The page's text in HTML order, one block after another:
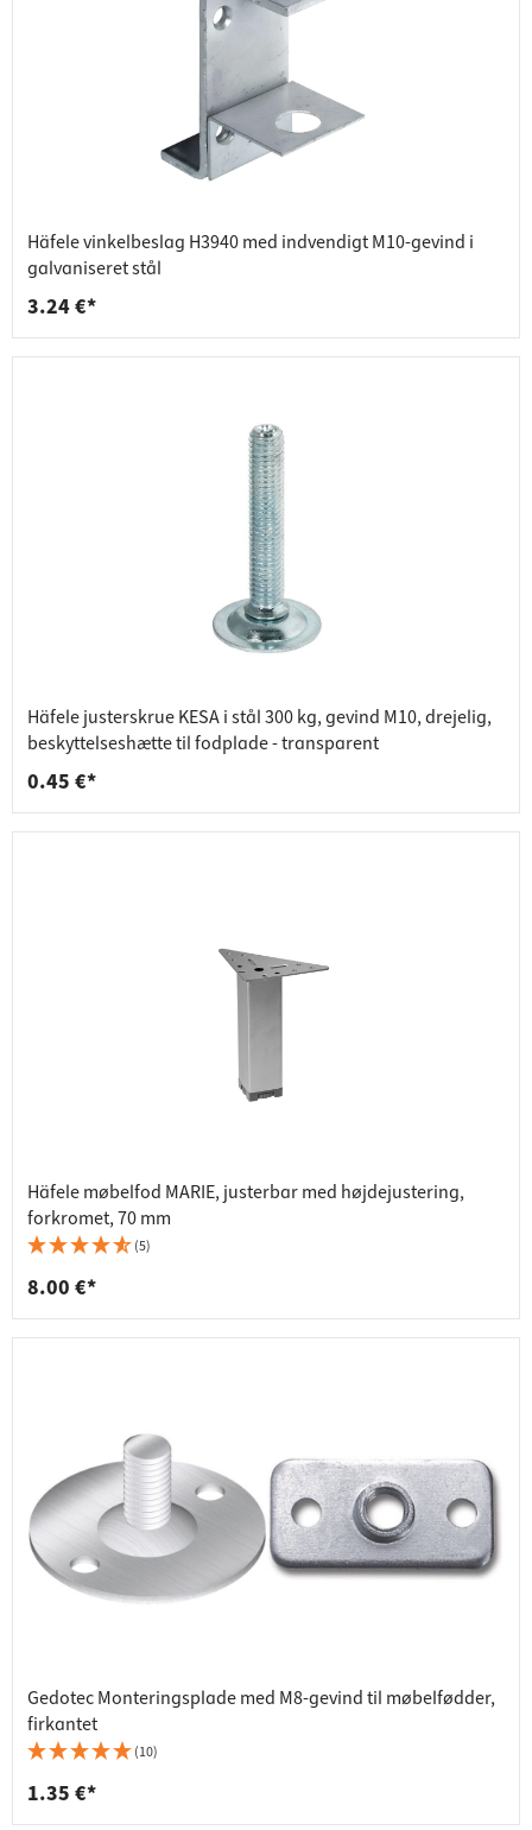
Häfele vinkelbeslag H3940 med indvendigt M10-gevind i
galvaniseret stål
3.24 €*
Häfele justerskrue KESA i stål 300 kg, gevind M10, drejelig,
beskyttelseshætte til fodplade - transparent
0.45 €*
Häfele møbelfod MARIE, justerbar med højdejustering,
forkromet, 70 mm
(5)
8.00 €*
Gedotec Monteringsplade med M8-gevind til møbelfødder,
firkantet
(10)
1.35 €*